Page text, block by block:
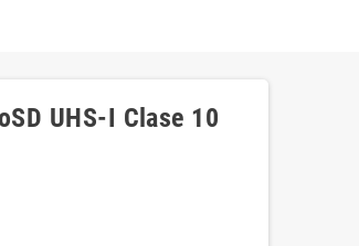
UHS-I Clase 10